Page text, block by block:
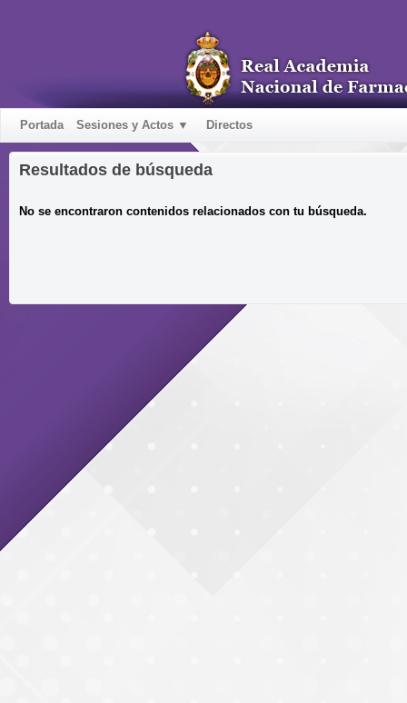
Portada Sesiones y Actos ▼ Directos
Resultados de búsqueda
No se encontraron contenidos relacionados con tu búsqueda.